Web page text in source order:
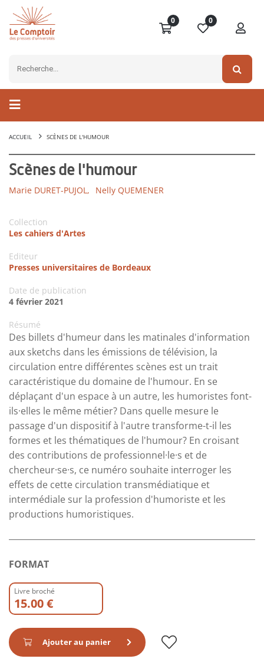
0 0
ACCUEIL SCÈNES DE L'HUMOUR
Scènes de l'humour
Marie DURET-PUJOL, Nelly QUEMENER
Collection
Les cahiers d'Artes
Editeur
Presses universitaires de Bordeaux
Date de publication
4 février 2021
Résumé
Des billets d'humeur dans les matinales d'information
aux sketchs dans les émissions de télévision, la
circulation entre différentes scènes est un trait
caractéristique du domaine de l'humour. En se
déplaçant d'un espace à un autre, les humoristes font-
ils·elles le même métier? Dans quelle mesure le
passage d'un dispositif à l'autre transforme-t-il les
formes et les thématiques de l'humour? En croisant
des contributions de professionnel·le·s et de
chercheur·se·s, ce numéro souhaite interroger les
effets de cette circulation transmédiatique et
intermédiale sur la profession d'humoriste et les
productions humoristiques.
FORMAT
Livre broché
15.00 €
Ajouter au panier